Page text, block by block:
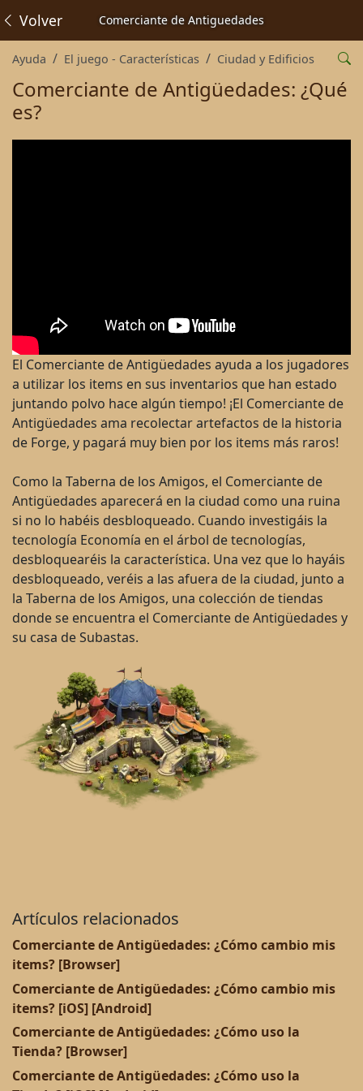
Comerciante de Antiguedades
Volver
Ayuda El juego - Características Ciudad y Edificios
Comerciante de Antigüedades: ¿Qué
es?
El Comerciante de Antigüedades ayuda a los jugadores
a utilizar los items en sus inventarios que han estado
juntando polvo hace algún tiempo! ¡El Comerciante de
Antigüedades ama recolectar artefactos de la historia
de Forge, y pagará muy bien por los items más raros!
Como la Taberna de los Amigos, el Comerciante de
Antigüedades aparecerá en la ciudad como una ruina
si no lo habéis desbloqueado. Cuando investigáis la
tecnología Economía en el árbol de tecnologías,
desbloquearéis la característica. Una vez que lo hayáis
desbloqueado, veréis a las afuera de la ciudad, junto a
la Taberna de los Amigos, una colección de tiendas
donde se encuentra el Comerciante de Antigüedades y
su casa de Subastas.
Artículos relacionados
Comerciante de Antigüedades: ¿Cómo cambio mis
items? [Browser]
Comerciante de Antigüedades: ¿Cómo cambio mis
items? [iOS] [Android]
Comerciante de Antigüedades: ¿Cómo uso la
Tienda? [Browser]
Comerciante de Antigüedades: ¿Cómo uso la